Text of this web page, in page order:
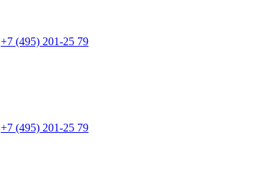
+7 (495) 201-25 79
+7 (495) 201-25 79